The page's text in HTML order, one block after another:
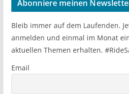
c
h
Abonniere meinen
Bleib immer auf dem Laufenden.
anmelden und einmal im Monat
aktuellen Themen erhalten.
Email